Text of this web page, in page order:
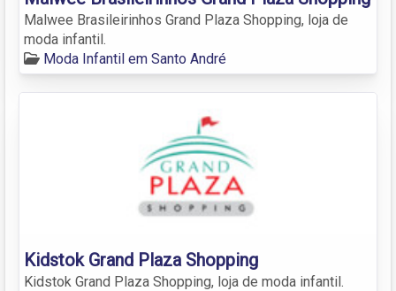
Malwee Brasileirinhos Grand Plaza Shopping, loja de
moda infantil.
Moda Infantil em Santo André
Kidstok Grand Plaza Shopping
Kidstok Grand Plaza Shopping, loja de moda infantil.